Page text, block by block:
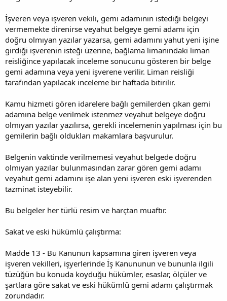
İşveren veya işveren vekili, gemi adamının istediği belgeyi
vermemekte direnirse veyahut belgeye gemi adamı için
doğru olmıyan yazılar yazarsa, gemi adamını yahut yeni işine
girdiği işverenin isteği üzerine, bağlama limanındaki liman
reisliğince yapılacak inceleme sonucunu gösteren bir belge
gemi adamına veya yeni işverene verilir. Liman reisliği
tarafından yapılacak inceleme bir haftada bitirilir.
Kamu hizmeti gören idarelere bağlı gemilerden çıkan gemi
adamına belge verilmek istenmez veyahut belgeye doğru
olmıyan yazılar yazılırsa, gerekli incelemenin yapılması için bu
gemilerin bağlı oldukları makamlara başvurulur.
Belgenin vaktinde verilmemesi veyahut belgede doğru
olmıyan yazılar bulunmasından zarar gören gemi adamı
veyahut gemi adamını işe alan yeni işveren eski işverenden
tazminat isteyebilir.
Bu belgeler her türlü resim ve harçtan muaftır.
Sakat ve eski hükümlü çalıştırma:
Madde 13 - Bu Kanunun kapsamına giren işveren veya
işveren vekilleri, işyerlerinde İş Kanununun ve bununla ilgili
tüzüğün bu konuda koyduğu hükümler, esaslar, ölçüler ve
şartlara göre sakat ve eski hükümlü gemi adamı çalıştırmak
zorundadır.